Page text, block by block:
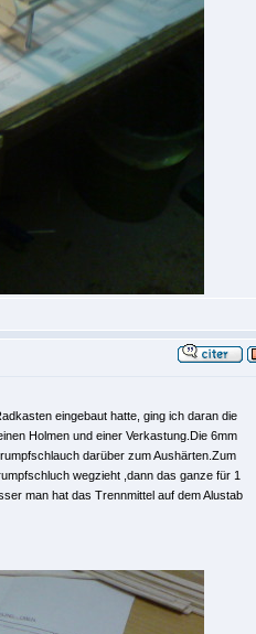
eingebaut hatte, ging ich daran die
Holmen und einer Verkastung.Die 6mm
darüber zum Aushärten.Zum
wegzieht ,dann das ganze für 1
man hat das Trennmittel auf dem Alustab